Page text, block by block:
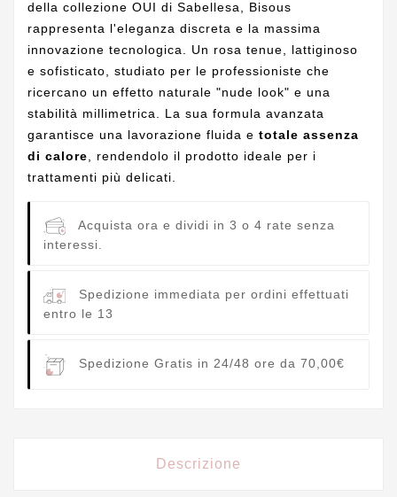
della collezione OUI di Sabellesa, Bisous
rappresenta l'eleganza discreta e la massima
innovazione tecnologica. Un rosa tenue, lattiginoso
e sofisticato, studiato per le professioniste che
ricercano un effetto naturale "nude look" e una
stabilità millimetrica. La sua formula avanzata
garantisce una lavorazione fluida e totale assenza
di calore , rendendolo il prodotto ideale per i
trattamenti più delicati.
Acquista ora e dividi in 3 o 4 rate senza
interessi.
Spedizione immediata per ordini effettuati
entro le 13
Spedizione Gratis in 24/48 ore da 70,00€
Descrizione